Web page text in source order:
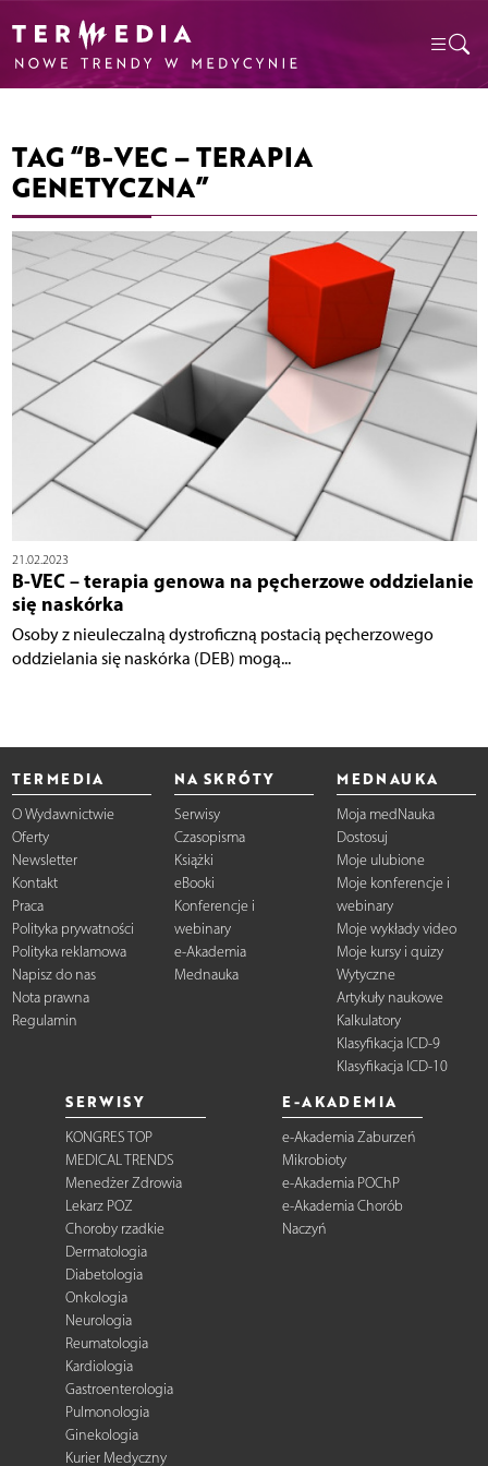
TAG “B-VEC – TERAPIA
GENETYCZNA”
21.02.2023
B-VEC – terapia genowa na pęcherzowe oddzielanie
się naskórka
Osoby z nieuleczalną dystroficzną postacią pęcherzowego
oddzielania się naskórka (DEB) mogą...
TERMEDIA
O Wydawnictwie
Oferty
Newsletter
Kontakt
Praca
Polityka prywatności
Polityka reklamowa
Napisz do nas
Nota prawna
Regulamin
NA SKRÓTY
Serwisy
Czasopisma
Książki
eBooki
Konferencje i
webinary
e-Akademia
Mednauka
MEDNAUKA
Moja medNauka
Dostosuj
Moje ulubione
Moje konferencje i
webinary
Moje wykłady video
Moje kursy i quizy
Wytyczne
Artykuły naukowe
Kalkulatory
Klasyfikacja ICD-9
Klasyfikacja ICD-10
SERWISY
KONGRES TOP
MEDICAL TRENDS
Menedżer Zdrowia
Lekarz POZ
Choroby rzadkie
Dermatologia
Diabetologia
Onkologia
Neurologia
Reumatologia
Kardiologia
Gastroenterologia
Pulmonologia
Ginekologia
Kurier Medyczny
E-AKADEMIA
e-Akademia Zaburzeń
Mikrobioty
e-Akademia POChP
e-Akademia Chorób
Naczyń